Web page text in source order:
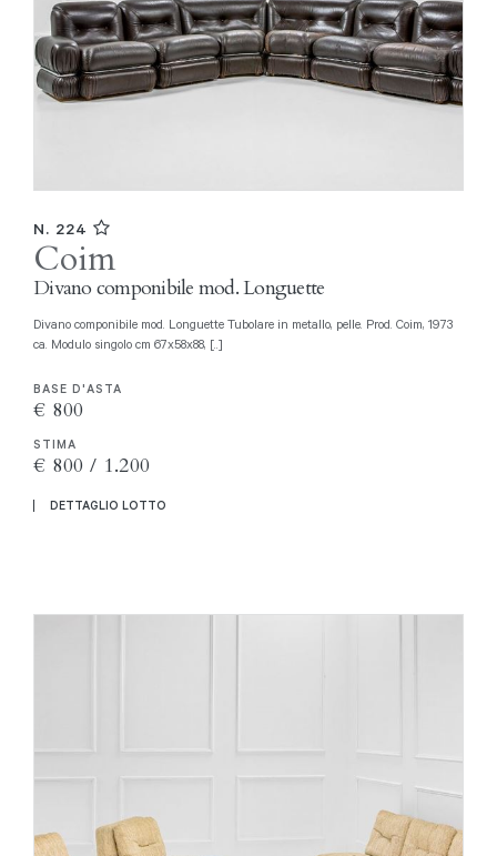
N. 224
Coim
Divano componibile mod. Longuette
Divano componibile mod. Longuette Tubolare in metallo, pelle. Prod. Coim, 1973
ca. Modulo singolo cm 67x58x88, [..]
BASE D'ASTA
€ 800
STIMA
€ 800 / 1.200
DETTAGLIO LOTTO